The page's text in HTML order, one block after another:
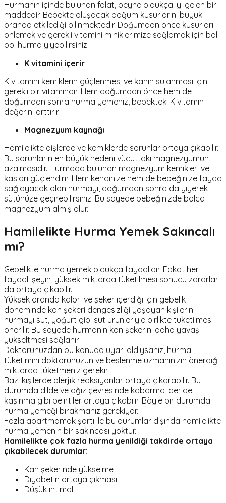
Hurmanın içinde bulunan folat, beyne oldukça iyi gelen bir
maddedir. Bebekte oluşacak doğum kusurlarını büyük
oranda etkilediği bilinmektedir. Doğumdan önce kusurları
önlemek ve gerekli vitamini miniklerimize sağlamak için bol
bol hurma yiyebilirsiniz.
K vitamini içerir
K vitamini kemiklerin güçlenmesi ve kanın sulanması için
gerekli bir vitamindir. Hem doğumdan önce hem de
doğumdan sonra hurma yemeniz, bebekteki K vitamin
değerini arttırır.
Magnezyum kaynağı
Hamilelikte dişlerde ve kemiklerde sorunlar ortaya çıkabilir.
Bu sorunların en büyük nedeni vücuttaki magnezyumun
azalmasıdır. Hurmada bulunan magnezyum kemikleri ve
kasları güçlendirir. Hem kendinize hem de bebeğinize fayda
sağlayacak olan hurmayı, doğumdan sonra da yiyerek
sütünüze geçirebilirsiniz. Bu sayede bebeğinizde bolca
magnezyum almış olur.
Hamilelikte Hurma Yemek Sakıncalı
mı?
Gebelikte hurma yemek oldukça faydalıdır. Fakat her
faydalı şeyin, yüksek miktarda tüketilmesi sonucu zararları
da ortaya çıkabilir.
Yüksek oranda kalori ve şeker içerdiği için gebelik
döneminde kan şekeri dengesizliği yaşayan kişilerin
hurmayı süt, yoğurt gibi süt ürünleriyle birlikte tüketilmesi
önerilir. Bu sayede hurmanın kan şekerini daha yavaş
yükseltmesi sağlanır.
Doktorunuzdan bu konuda uyarı aldıysanız, hurma
tüketimini doktorunuzun ve beslenme uzmanınızın önerdiği
miktarda tüketmeniz gerekir.
Bazı kişilerde alerjik reaksiyonlar ortaya çıkarabilir. Bu
durumda dilde ve ağız çevresinde kabarma, deride
kaşınma gibi belirtiler ortaya çıkabilir. Böyle bir durumda
hurma yemeği bırakmanız gerekiyor.
Fazla abartmamak şartı ile bu durumlar dışında hamilelikte
hurma yemenin bir sakıncası yoktur.
Hamilelikte çok fazla hurma yenildiği takdirde ortaya
çıkabilecek durumlar:
Kan şekerinde yükselme
Diyabetin ortaya çıkması
Düşük ihtimali